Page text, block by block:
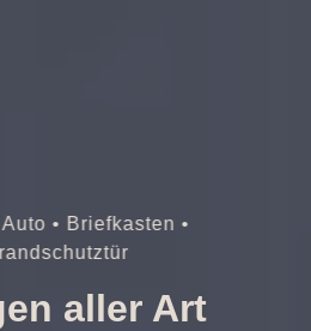
• Briefkasten •
aller Art